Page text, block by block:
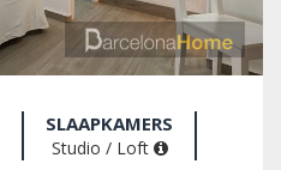
SLAAPKAMERS
Studio / Loft